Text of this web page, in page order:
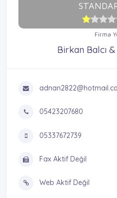
Firma
Birkan Balcı
05423207680
05337672739
Fax Aktif Değil
Web Aktif Değil